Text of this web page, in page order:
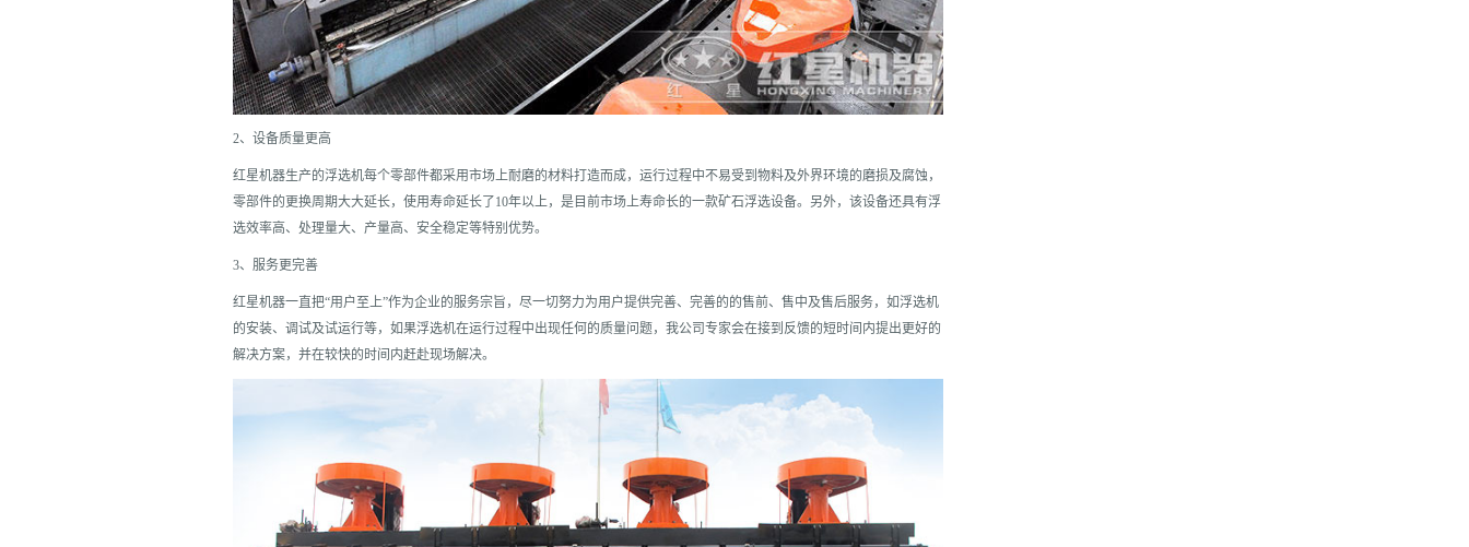
2、设备质量更高
红星机器生产的浮选机每个零部件都采用市场上耐磨的材料打造而成，运行过程中不易受到物料及外界环境的磨损及腐蚀，
零部件的更换周期大大延长，使用寿命延长了10年以上，是目前市场上寿命长的一款矿石浮选设备。另外，该设备还具有浮
选效率高、处理量大、产量高、安全稳定等特别优势。
3、服务更完善
红星机器一直把“用户至上”作为企业的服务宗旨，尽一切努力为用户提供完善、完善的的售前、售中及售后服务，如浮选机
的安装、调试及试运行等，如果浮选机在运行过程中出现任何的质量问题，我公司专家会在接到反馈的短时间内提出更好的
解决方案，并在较快的时间内赶赴现场解决。